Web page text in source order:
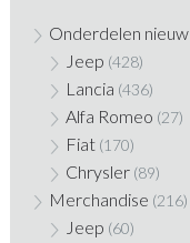
Onderdelen nieuw
Jeep (428)
Lancia (436)
Alfa Romeo (27)
Fiat (170)
Chrysler (89)
Merchandise (216)
Jeep (60)